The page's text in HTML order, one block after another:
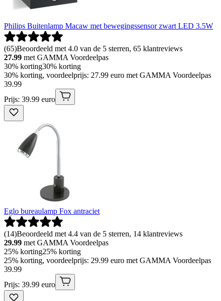
Philips Buitenlamp Macaw met bewegingssensor zwart LED 3.5W
(65)Beoordeeld met 4.0 van de 5 sterren, 65 klantreviews
27.99 met GAMMA Voordeelpas
30% korting30% korting
30% korting, voordeelprijs: 27.99 euro met GAMMA Voordeelpas
39.99
Prijs: 39.99 euro
Eglo bureaulamp Fox antraciet
(14)Beoordeeld met 4.4 van de 5 sterren, 14 klantreviews
29.99 met GAMMA Voordeelpas
25% korting25% korting
25% korting, voordeelprijs: 29.99 euro met GAMMA Voordeelpas
39.99
Prijs: 39.99 euro